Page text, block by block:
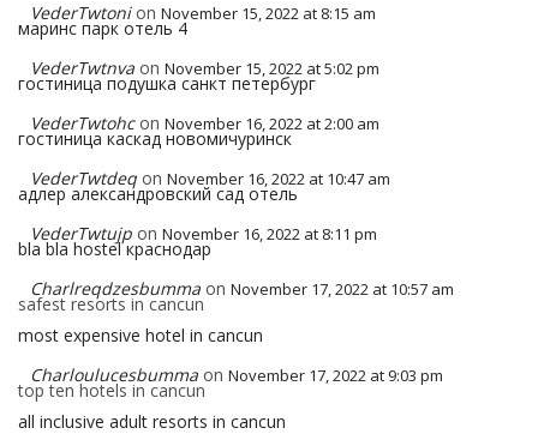
VederTwtoni on November 15, 2022 at 8:15 am
маринс парк отель 4
VederTwtnva on November 15, 2022 at 5:02 pm
гостиница подушка санкт петербург
VederTwtohc on November 16, 2022 at 2:00 am
гостиница каскад новомичуринск
VederTwtdeq on November 16, 2022 at 10:47 am
адлер александровский сад отель
VederTwtujp on November 16, 2022 at 8:11 pm
bla bla hostel краснодар
Charlreqdzesbumma on November 17, 2022 at 10:57 am
safest resorts in cancun
most expensive hotel in cancun
Charloulucesbumma on November 17, 2022 at 9:03 pm
top ten hotels in cancun
all inclusive adult resorts in cancun